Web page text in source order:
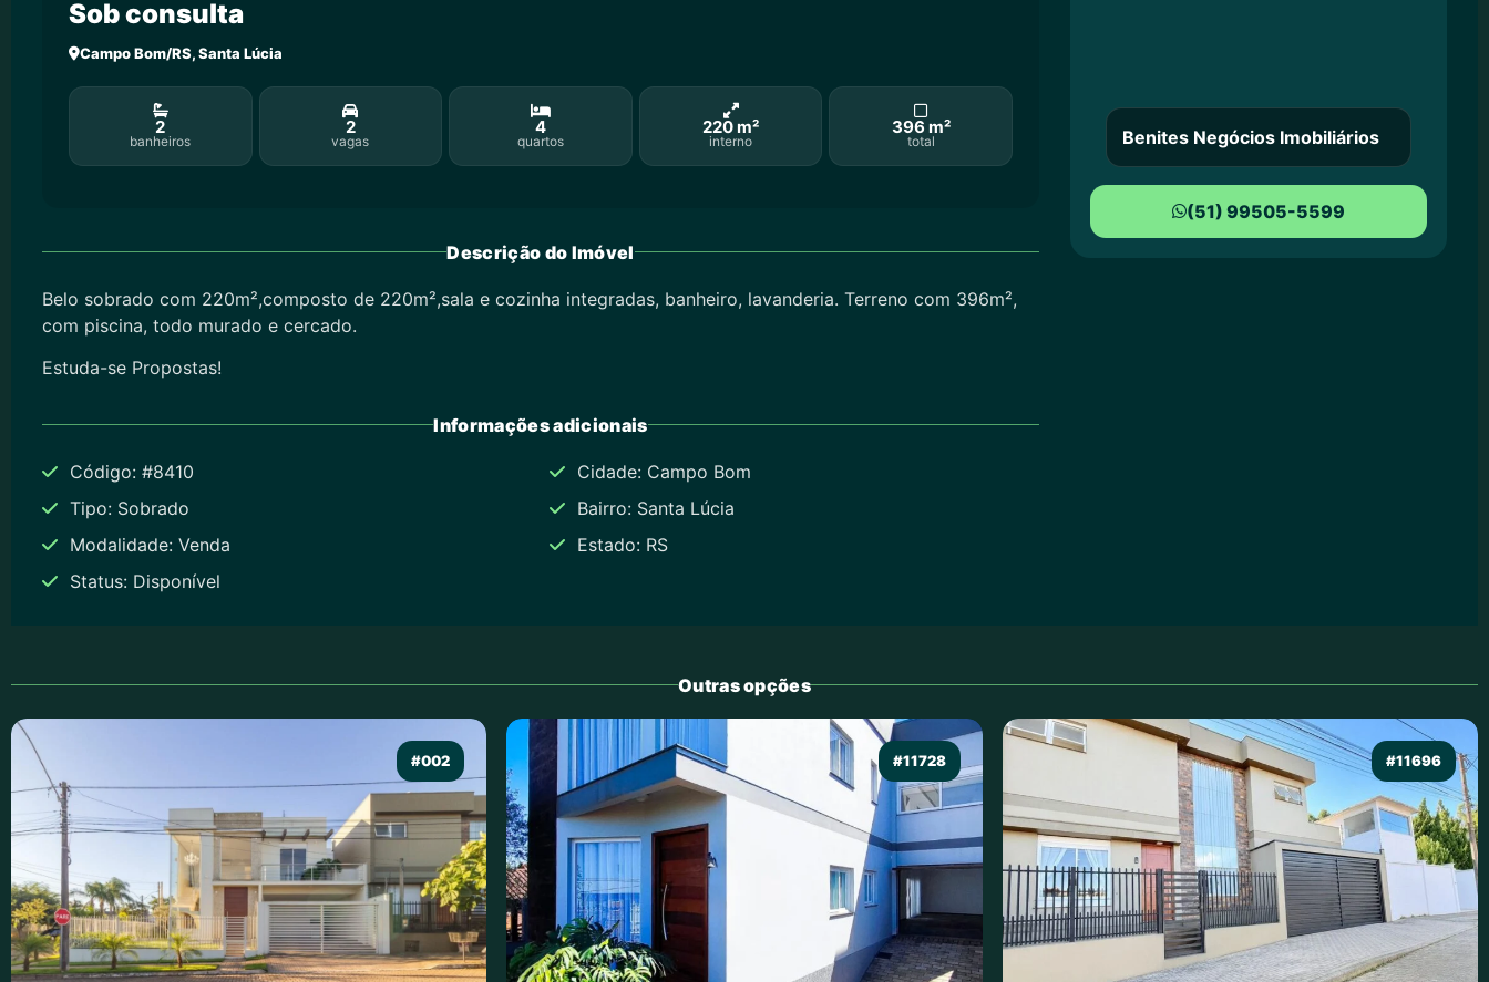
Sob consulta
Campo Bom/RS, Santa Lúcia
2
banheiros
2
vagas
4
quartos
220 m²
interno
396 m²
total
Descrição do Imóvel
Belo sobrado com 220m²,composto de 220m²,sala e cozinha integradas, banheiro, lavanderia. Terreno com 396m²,
com piscina, todo murado e cercado.
Estuda-se Propostas!
Informações adicionais
Código: #8410
Tipo: Sobrado
Modalidade: Venda
Status: Disponível
Cidade: Campo Bom
Bairro: Santa Lúcia
Estado: RS
Benites Negócios Imobiliários
(51) 99505-5599
Outras opções
#002 #11728 #11696